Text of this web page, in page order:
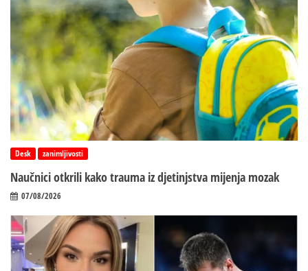
Desk zanimljivosti
Naučnici otkrili kako trauma iz d‌jetinjstva mijenja mozak
07/08/2026